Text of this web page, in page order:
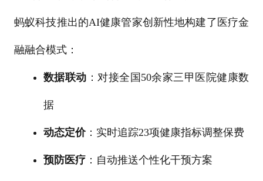
蚂蚁科技推出的AI健康管家创新性地构建了医疗金
融融合模式：
数据联动 ：对接全国50余家三甲医院健康数
据
动态定价：实时追踪23项健康指标调整保费
预防医疗：自动推送个性化干预方案